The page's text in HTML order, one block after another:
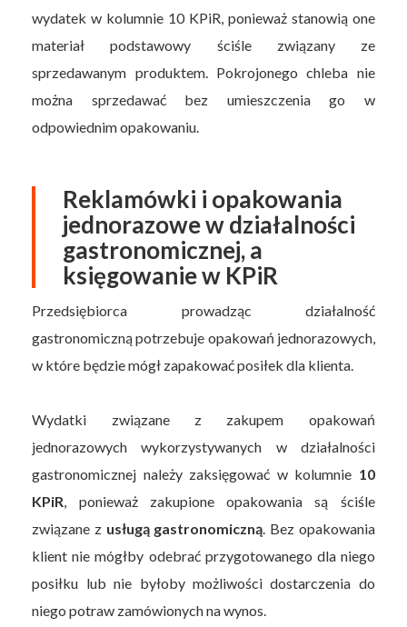
wydatek w kolumnie 10 KPiR, ponieważ stanowią one
materiał podstawowy ściśle związany ze
sprzedawanym produktem. Pokrojonego chleba nie
można sprzedawać bez umieszczenia go w
odpowiednim opakowaniu.
Reklamówki i opakowania
jednorazowe w działalności
gastronomicznej, a
księgowanie w KPiR
Przedsiębiorca prowadząc działalność
gastronomiczną potrzebuje opakowań jednorazowych,
w które będzie mógł zapakować posiłek dla klienta.
Wydatki związane z zakupem opakowań
jednorazowych wykorzystywanych w działalności
gastronomicznej należy zaksięgować w kolumnie 10
KPiR , ponieważ zakupione opakowania są ściśle
związane z usługą gastronomiczną . Bez opakowania
klient nie mógłby odebrać przygotowanego dla niego
posiłku lub nie byłoby możliwości dostarczenia do
niego potraw zamówionych na wynos.